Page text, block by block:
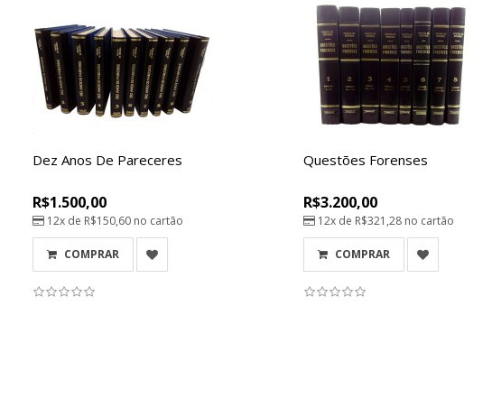
Dez Anos De Pareceres
R$1.500,00
12x de R$150,60 no cartão
COMPRAR
Questões Forenses
R$3.200,00
12x de R$321,28 no cartão
COMPRAR